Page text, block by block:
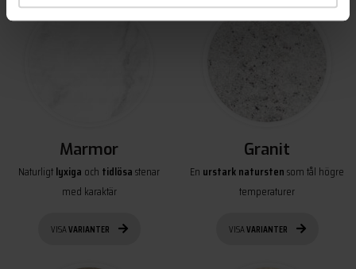
Marmor
Naturligtlyxiga och tidlösastenar
med karaktär
VISAVARIANTER
Granit
En urstark naturstensom tål högre
temperaturer
VISAVARIANTER